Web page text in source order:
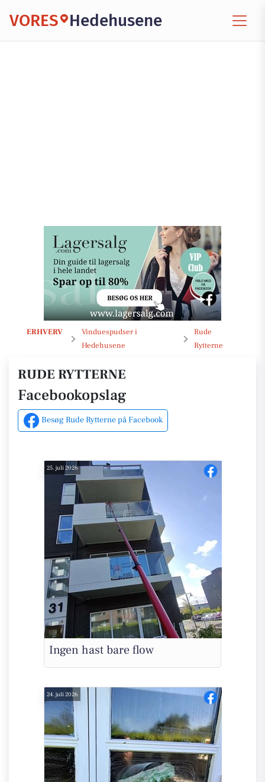
VORES Hedehusene
ERHVERV
Vinduespudser i
Hedehusene
Rude
Rytterne
Opslag
RUDE RYTTERNE
Facebookopslag
Besøg Rude Rytterne på Facebook
25. juli 2026
Ingen hast bare flow
24. juli 2026